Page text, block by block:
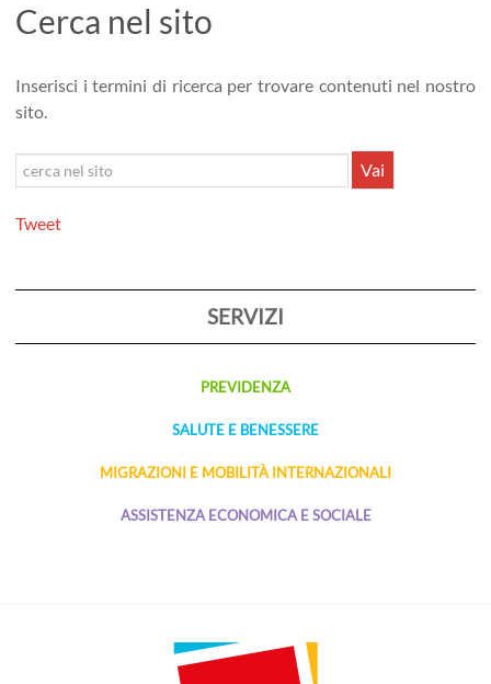
Cerca nel sito
Inserisci i termini di ricerca per trovare contenuti nel nostro
sito.
Cerca
nel
sito
Vai
Tweet
SERVIZI
PREVIDENZA
SALUTE E BENESSERE
MIGRAZIONI E MOBILITÀ INTERNAZIONALI
ASSISTENZA ECONOMICA E SOCIALE